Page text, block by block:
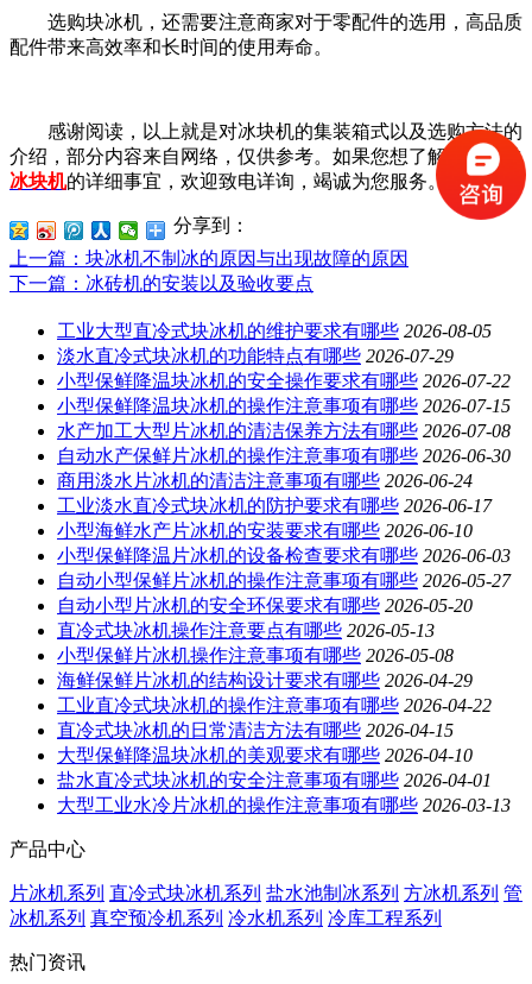
选购块冰机，还需要注意商家对于零配件的选用，高品质
配件带来高效率和长时间的使用寿命。
感谢阅读，以上就是对冰块机的集装箱式以及选购方法的
介绍，部分内容来自网络，仅供参考。如果您想了解更多有关
冰块机的详细事宜，欢迎致电详询，竭诚为您服务。
分享到：
上一篇 ：块冰机不制冰的原因与出现故障的原因
下一篇 ：冰砖机的安装以及验收要点
工业大型直冷式块冰机的维护要求有哪些 2026-08-05
淡水直冷式块冰机的功能特点有哪些 2026-07-29
小型保鲜降温块冰机的安全操作要求有哪些 2026-07-22
小型保鲜降温块冰机的操作注意事项有哪些 2026-07-15
水产加工大型片冰机的清洁保养方法有哪些 2026-07-08
自动水产保鲜片冰机的操作注意事项有哪些 2026-06-30
商用淡水片冰机的清洁注意事项有哪些 2026-06-24
工业淡水直冷式块冰机的防护要求有哪些 2026-06-17
小型海鲜水产片冰机的安装要求有哪些 2026-06-10
小型保鲜降温片冰机的设备检查要求有哪些 2026-06-03
自动小型保鲜片冰机的操作注意事项有哪些 2026-05-27
自动小型片冰机的安全环保要求有哪些 2026-05-20
直冷式块冰机操作注意要点有哪些 2026-05-13
小型保鲜片冰机操作注意事项有哪些 2026-05-08
海鲜保鲜片冰机的结构设计要求有哪些 2026-04-29
工业直冷式块冰机的操作注意事项有哪些 2026-04-22
直冷式块冰机的日常清洁方法有哪些 2026-04-15
大型保鲜降温块冰机的美观要求有哪些 2026-04-10
盐水直冷式块冰机的安全注意事项有哪些 2026-04-01
大型工业水冷片冰机的操作注意事项有哪些 2026-03-13
产品中心
片冰机系列 直冷式块冰机系列 盐水池制冰系列 方冰机系列 管
冰机系列 真空预冷机系列 冷水机系列 冷库工程系列
热门资讯